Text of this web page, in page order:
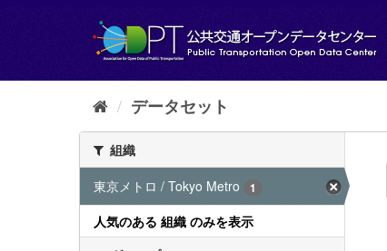
し
データセット
組織
東京メトロ / Tokyo Metro
1
人気のある 組織 のみを表示